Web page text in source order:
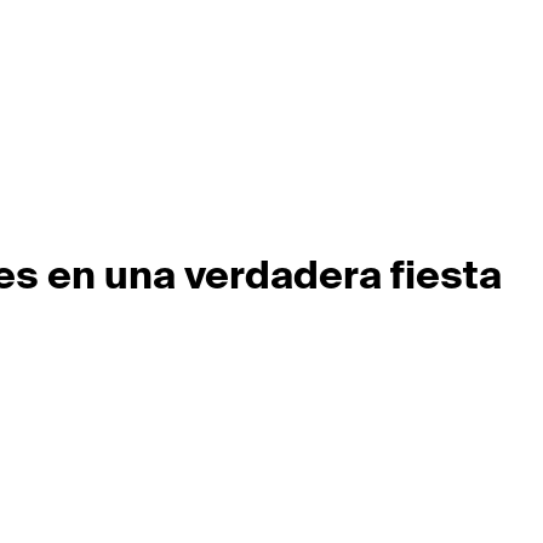
en una verdadera fiesta